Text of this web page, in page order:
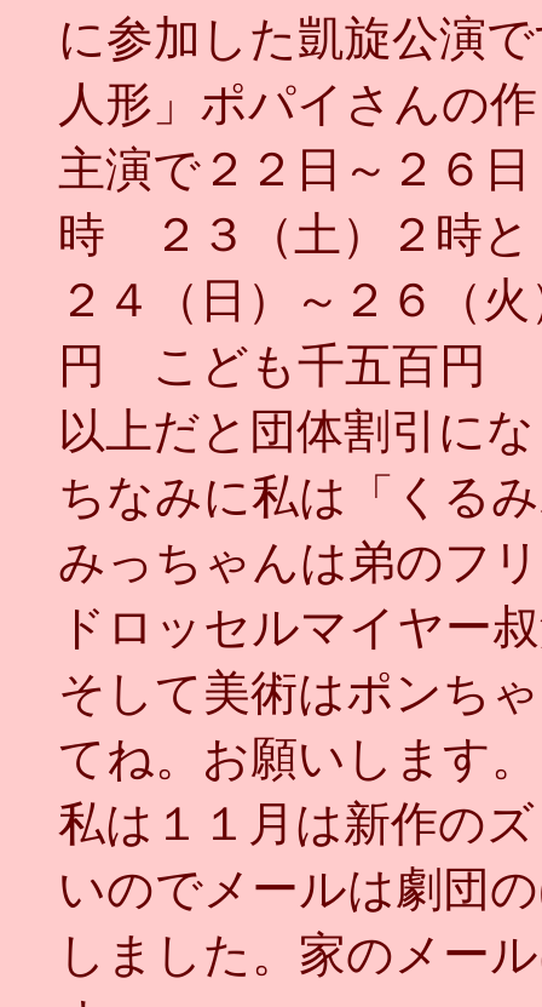
に参加した凱旋公演
人形」ポパイさんの
主演で２２日～２６
時 ２３（土）２時と
２４（日）～２６（
円 こども千五百円
以上だと団体割引に
ちなみに私は「くる
みっちゃんは弟のフ
ドロッセルマイヤー
そして美術はポンち
てね。お願いします。
私は１１月は新作の
いのでメールは劇団
しました。家のメー